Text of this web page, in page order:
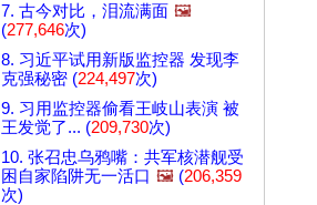
7. 古今对比，泪流满面 🖼️
(277,646次)
8. 习近平试用新版监控器 发现李
克强秘密 (224,497次)
9. 习用监控器偷看王岐山表演 被
王发觉了... (209,730次)
10. 张召忠乌鸦嘴：共军核潜舰受
困自家陷阱无一活口 🖼️ (206,359
次)